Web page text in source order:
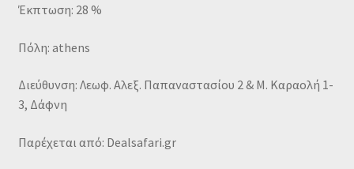
Έκπτωση: 28 %
Πόλη: athens
Διεύθυνση: Λεωφ. Αλεξ. Παπαναστασίου 2 & Μ. Καραολή 1-
3, Δάφνη
Παρέχεται από: Dealsafari.gr